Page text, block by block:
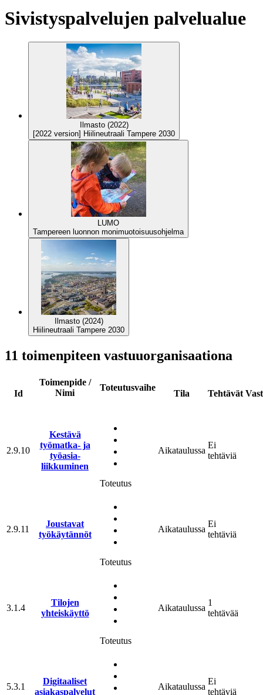
Sivistyspalvelujen palvelualue
Ilmasto (2022)
[2022 version] Hiilineutraali Tampere 2030
LUMO
Tampereen luonnon monimuotoisuusohjelma
Ilmasto (2024)
Hiilineutraali Tampere 2030
11 toimenpiteen vastuuorganisaationa
Id
Toimenpide /
Nimi
Toteutusvaihe
Tila Tehtävät
2.9.10
Kestävä
työmatka- ja
työ­asia­
liikkuminen
Toteutus
Aikataulussa
Ei
tehtäviä
2.9.11
Joustavat
työkäytännöt
Toteutus
Aikataulussa
Ei
tehtäviä
3.1.4
Tilojen
yhteiskäyttö
Toteutus
Aikataulussa
1
tehtävää
5.3.1
Digitaaliset
asiakaspalvelut
Aikataulussa
Ei
tehtäviä